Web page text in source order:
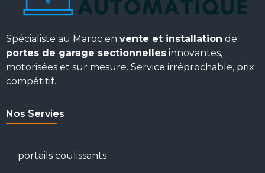
Spécialiste au Maroc en vente et installation de
portes de garage sectionnelles innovantes,
motorisées et sur mesure. Service irréprochable, prix
compétitif.
Nos Servies
portails coulissants